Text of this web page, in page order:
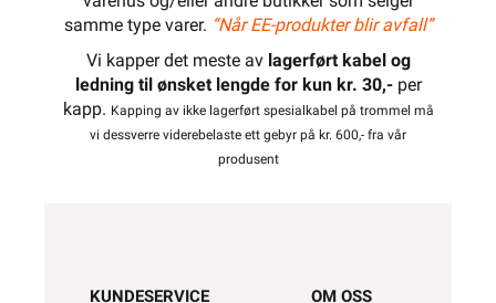
samme type varer. “Når EE-produkter blir avfall”
Vi kapper det meste av lagerført kabel og
ledning til ønsket lengde for kun kr. 30,-per
kapp. Kapping av ikke lagerført spesialkabel på trommel må
vi dessverre viderebelaste ett gebyr på kr. 600,- fra vår
produsent
KUNDESERVICE OM OSS